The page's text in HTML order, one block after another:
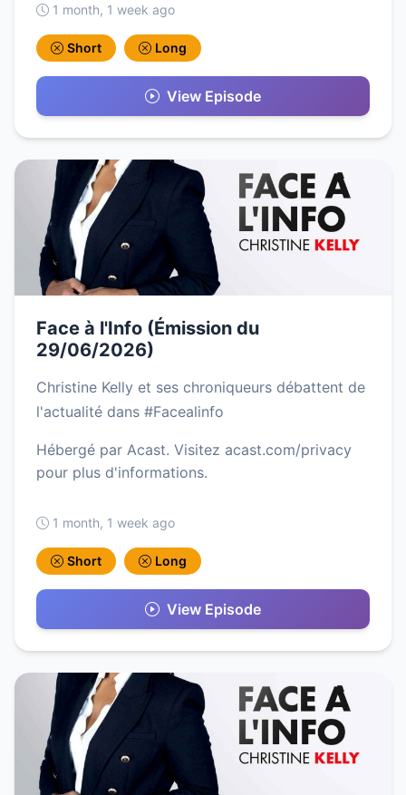
1 month, 1 week ago
Short Long
View Episode
Face à l'Info (Émission du
29/06/2026)
Christine Kelly et ses chroniqueurs débattent de
l'actualité dans #Facealinfo
Hébergé par Acast. Visitez acast.com/privacy
pour plus d'informations.
1 month, 1 week ago
Short Long
View Episode